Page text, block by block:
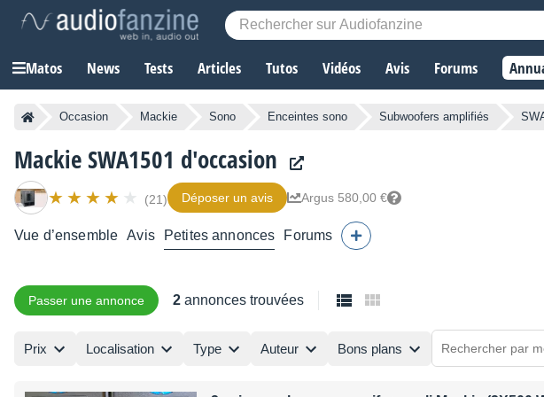
Matos News Tests Articles Tutos Vidéos Avis Forums
Occasion Mackie Sono Enceintes sono Subwoofers amplifiés
Mackie SWA1501 d'occasion
(21) Déposer un avis Argus 580,00 €
Vue d’ensemble Avis Petites annonces Forums
Passer une annonce 2 annonces trouvées
Prix Localisation Type Auteur Bons plans